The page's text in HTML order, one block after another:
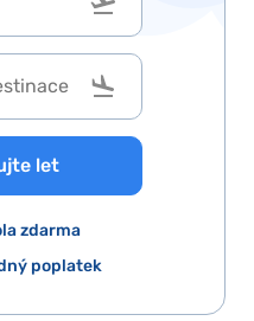
let
zdarma
poplatek